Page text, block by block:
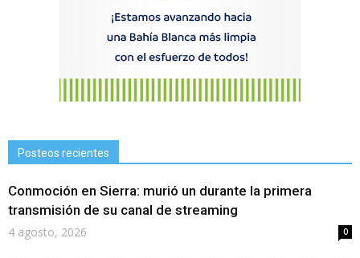
Posteos recientes
Conmoción en Sierra: murió un durante la primera
transmisión de su canal de streaming
4 agosto, 2026 0